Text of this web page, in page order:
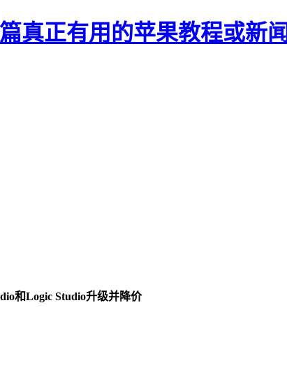
真正有用的苹果教程或新闻
和Logic Studio升级并降价